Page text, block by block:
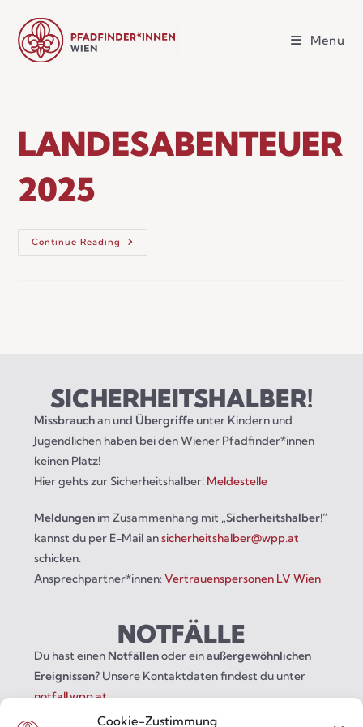
Cookie-Zustimmung
Menu
LANDESABENTEUER
2025
Continue Reading
SICHERHEITS­HALBER!
Missbrauchan und Übergriffeunter Kindern und
Jugendlichen haben bei den Wiener Pfadfinder*innen
keinen Platz!
Hier gehts zur Sicherheitshalber! Meldestelle
Meldungen im Zusammenhang mit „Sicherheitshalber!“
kannst du per E-Mail ansicherheitshalber@wpp.at
schicken.
Ansprechpartner*innen:Vertrauenspersonen LV Wien
NOTFÄLLE
Du hast einen Notfällenoder einaußergewöhnlichen
Ereignissen? Unsere Kontaktdaten findest du unter
notfall.wpp.at.